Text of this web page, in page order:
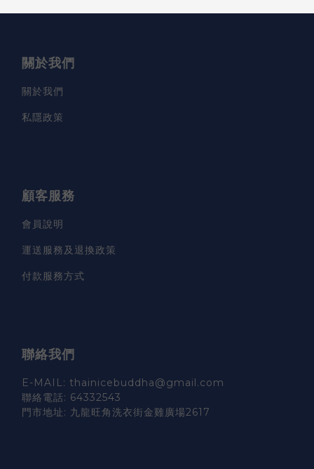
關於我們
關於我們
私隱政策
顧客服務
會員說明
運送服務及退換政策
付款服務方式
聯絡我們
E-MAIL: thainicebuddha@gmail.com
聯絡電話: 64332543
門市地址: 九龍旺角洗衣街金雞廣場2617